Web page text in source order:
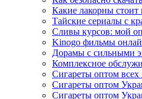
Какие лакорны стоит
Тайские сериалы с
Сливы курсов: мой
Kinogo фильмы
Дорамы с сильными
Комплексное
Сигареты оптом всех
Сигареты оптом
Сигареты оптом